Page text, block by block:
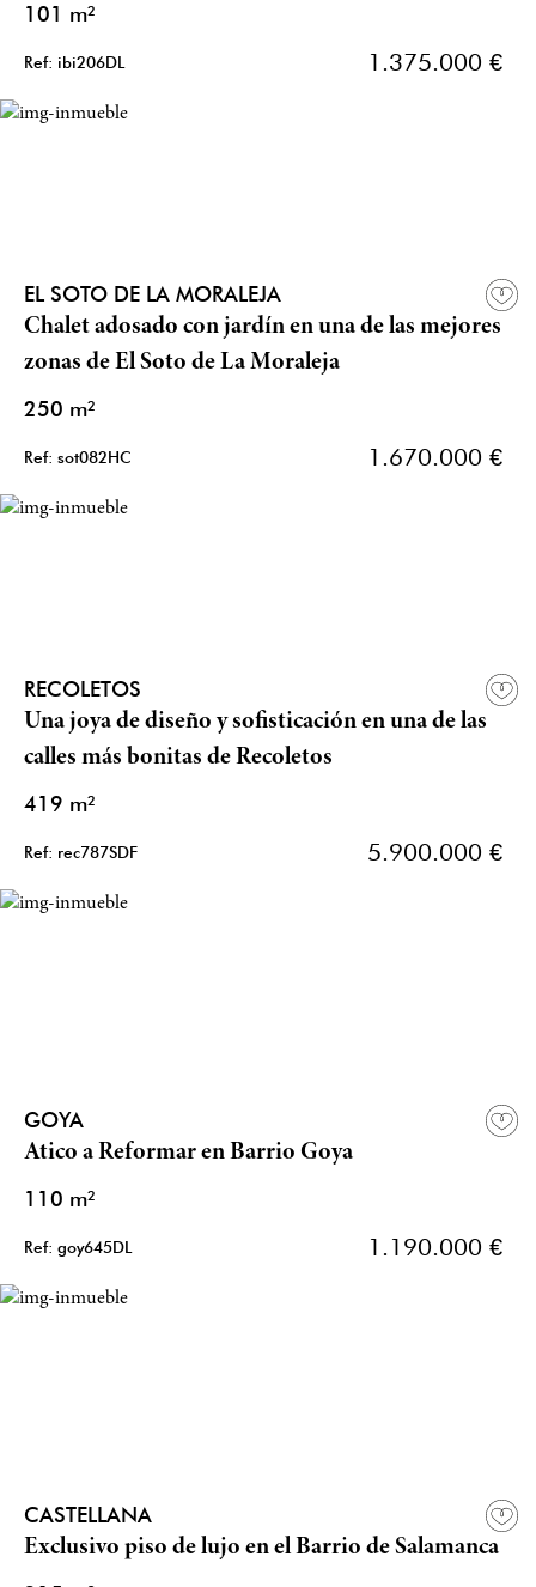
101 m²
Ref: ibi206DL 1.375.000 €
EL SOTO DE LA MORALEJA
Chalet adosado con jardín en una de las mejores
zonas de El Soto de La Moraleja
250 m²
Ref: sot082HC 1.670.000 €
RECOLETOS
Una joya de diseño y sofisticación en una de las
calles más bonitas de Recoletos
419 m²
Ref: rec787SDF 5.900.000 €
GOYA
Atico a Reformar en Barrio Goya
110 m²
Ref: goy645DL 1.190.000 €
CASTELLANA
Exclusivo piso de lujo en el Barrio de Salamanca